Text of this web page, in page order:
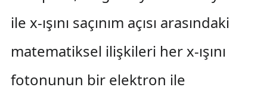
ile x-ışını saçınım açısı arasındaki
matematiksel ilişkileri her x-ışını
fotonunun bir elektron ile